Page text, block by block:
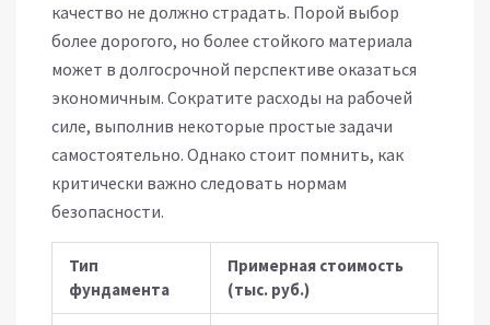
качество не должно страдать. Порой выбор
более дорогого, но более стойкого материала
может в долгосрочной перспективе оказаться
экономичным. Сократите расходы на рабочей
силе, выполнив некоторые простые задачи
самостоятельно. Однако стоит помнить, как
критически важно следовать нормам
безопасности.
Тип
фундамента
Примерная стоимость
(тыс. руб.)